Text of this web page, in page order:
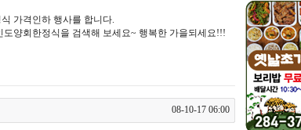
가격인하 행사를 합니다.
양회한정식을 검색해 보세요~ 행복한 가을되세요!!!
08-10-17 06:00